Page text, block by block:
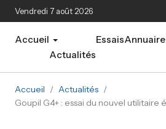
Aller au contenu principal
Vendredi 7 août 2026
Accueil
Actualités
EssaisAnnuaire
Accueil / Actualités /
Goupil G4+ : essai du nouvel utilitaire